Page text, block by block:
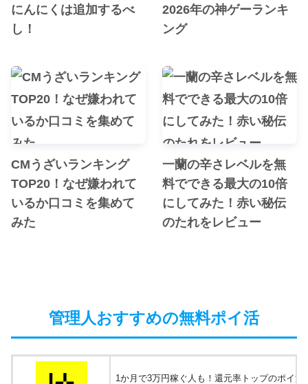
にんにくは追加するべ
し！
2026年の神ゲーランキ
ング
CMうざいランキング
TOP20！なぜ嫌われて
いるか口コミを集めて
みた
一蘭の辛さレベルを無
料でできる最大の10倍
にしてみた！赤い秘伝
のたれをレビュー
管理人おすすめの無料ポイ活
1か月で3万円稼ぐ人も！還元率トップのポイ活